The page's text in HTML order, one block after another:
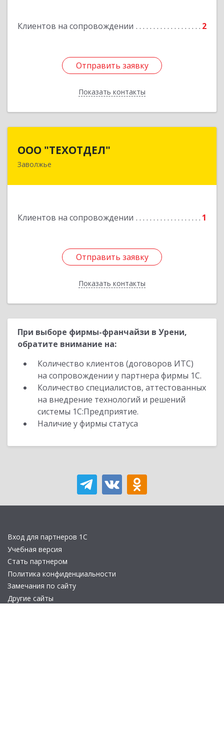
Клиентов на сопровождении 2
Отправить заявку
Показать контакты
Отправить заявку
Назад
ООО "ТЕХОТДЕЛ"
Заволжье
Клиентов на сопровождении 1
Отправить заявку
Показать контакты
Отправить заявку
Назад
При выборе фирмы-франчайзи в Урени,
обратите внимание на:
Количество клиентов (договоров ИТС)
на сопровождении у партнера фирмы 1С.
Количество специалистов, аттестованных
на внедрение технологий и решений
системы 1С:Предприятие.
Наличие у фирмы статуса
Вход для партнеров 1С
Учебная версия
Стать партнером
Политика конфиденциальности
Замечания по сайту
Другие сайты